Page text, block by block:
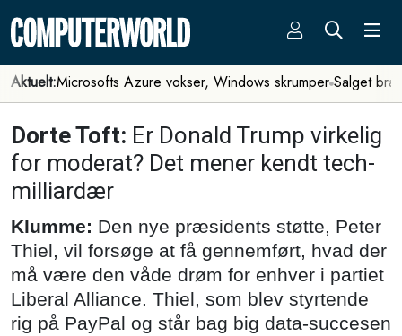
Aktuelt:Microsofts Azure vokser, Windows skrumper Salget
Dorte Toft: Er Donald Trump virkelig
for moderat? Det mener kendt tech-
milliardær
Klumme: Den nye præsidents støtte, Peter
Thiel, vil forsøge at få gennemført, hvad der
må være den våde drøm for enhver i partiet
Liberal Alliance. Thiel, som blev styrtende
rig på PayPal og står bag big data-succesen